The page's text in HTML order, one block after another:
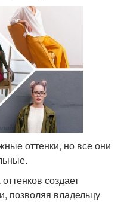
оттенки, но все они
создает
позволяя владельцу